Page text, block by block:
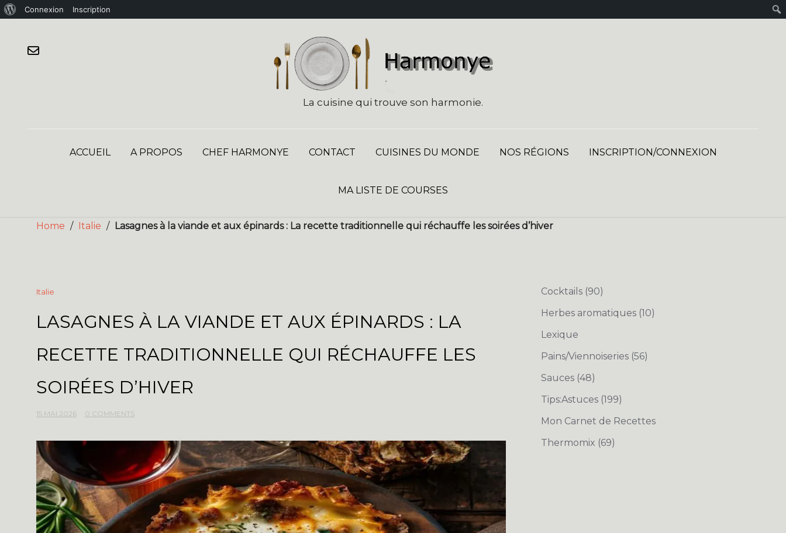
Connexion Inscription
La cuisine qui trouve son harmonie.
ACCUEIL A PROPOS CHEF HARMONYE CONTACT CUISINES DU MONDE NOS RÉGIONS INSCRIPTION/CONNEXION
MA LISTE DE COURSES
Home / Italie / Lasagnes à la viande et aux épinards : La recette traditionnelle qui réchauffe les soirées d’hiver
Italie
LASAGNES À LA VIANDE ET AUX ÉPINARDS : LA
RECETTE TRADITIONNELLE QUI RÉCHAUFFE LES
SOIRÉES D’HIVER
15 MAI 2026 0 COMMENTS
Cocktails (90)
Herbes aromatiques (10)
Lexique
Pains/Viennoiseries (56)
Sauces (48)
Tips:Astuces (199)
Mon Carnet de Recettes
Thermomix (69)